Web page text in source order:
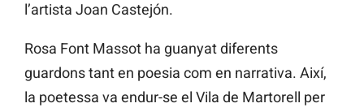
l’artista Joan Castejón.
Rosa Font Massot ha guanyat diferents
guardons tant en poesia com en narrativa. Així,
la poetessa va endur-se el Vila de Martorell per